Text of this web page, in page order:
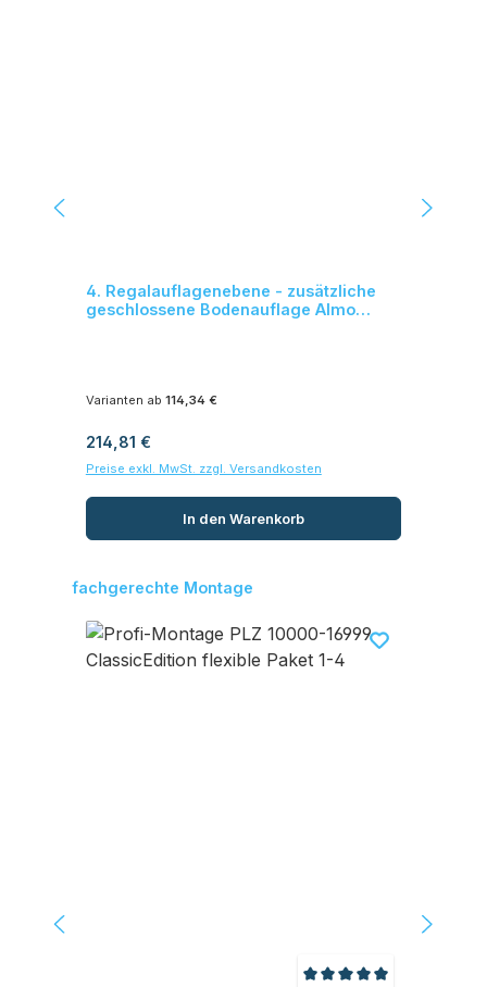
4. Regalauflagenebene - zusätzliche
geschlossene Bodenauflage Almo
Varianten ab 114,34 €
Regulärer Preis:
214,81 €
Preise exkl. MwSt. zzgl. Versandkosten
In den Warenkorb
Produktgalerie überspringen
fachgerechte Montage